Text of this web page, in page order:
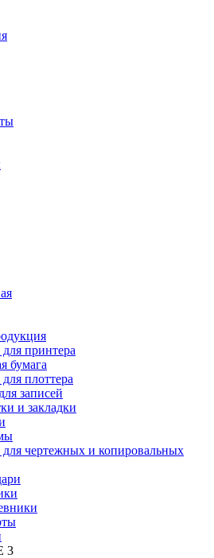
принтера
бумага
плоттера
записей
и закладки
для чертежных и копировальных
3